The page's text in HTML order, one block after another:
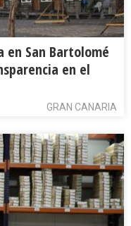
en San Bartolomé
en el
GRAN CANARIA